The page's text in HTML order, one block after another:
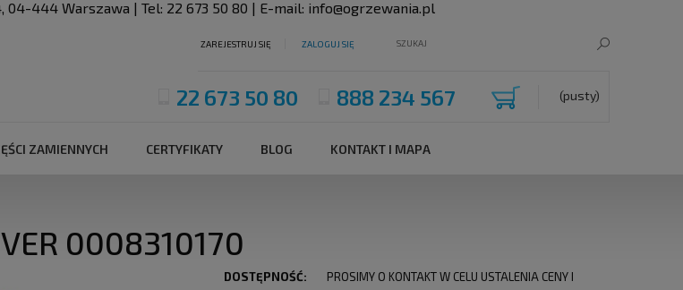
, 04-444 Warszawa | Tel: 22 673 50 80 | E-mail: info@ogrzewania.pl
ZAREJESTRUJ SIĘ ZALOGUJ SIĘ
(pusty)
22 673 50 80 888 234 567
ZAMIENNYCH CERTYFIKATY BLOG KONTAKT I MAPA
0008310170
DOSTĘPNOŚĆ:
PROSIMY O KONTAKT W CELU USTALENIA CENY I